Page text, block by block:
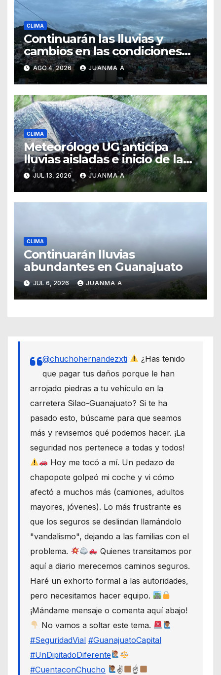
CLIMA
Continuarán las lluvias y
cambios en las condiciones
del tiempo
AGO 4, 2026 JUANMA A
CLIMA
Meteorólogo UG anticipa
lluvias aisladas e inicio de la
canícula para finales de julio
JUL 13, 2026 JUANMA A
CLIMA
Continuarán lluvias
abundantes en Guanajuato
JUL 6, 2026 JUANMA A
@chuchohernandezxti
¿Has tenido
que pagar tus daños porque le han
arrojado piedras a tu vehículo en la
carretera Silao-Guanajuato? Si te ha
pasado esto, búscame para que seamos
más y revisemos qué podemos hacer. ¡La
seguridad nos pertenece a todas y todos!
Hoy me tocó a mí. Un pedazo de
chapopote golpeó mi coche y vi cómo
afectó a muchos más (camiones, adultos
mayores, jóvenes). Lo más frustrante es
que los seguros se deslindan llamándolo
"vandalismo", dejando a las familias con el
problema.
Quienes transitamos por
aquí a diario merecemos caminos seguros.
Haré un exhorto formal a las autoridades,
pero necesitamos hacer equipo.
¡Mándame mensaje o comenta aquí abajo!
No vamos a soltar este tema.
#SeguridadVial #GuanajuatoCapital
#UnDipitadoDiferente
#CuentaconChucho
✌ ☝